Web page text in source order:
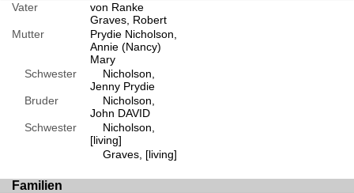
Vater
von Ranke
Graves, Robert
Mutter
Prydie Nicholson,
Annie (Nancy)
Mary
Schwester
Nicholson,
Jenny Prydie
Bruder
Nicholson,
John DAVID
Schwester
Nicholson,
[living]
Graves, [living]
Familien